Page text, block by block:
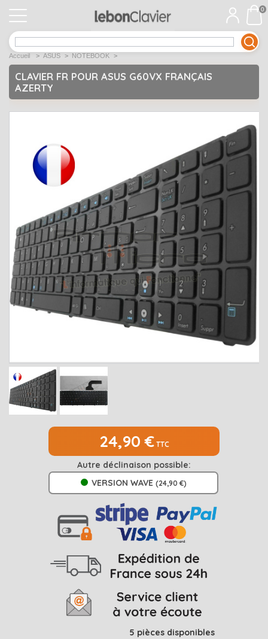
APPLE 1
Open submenu
ACER 12
Open submenu
ASUS
Déstockage Open submenu
EMACHINES 2
Open submenu
Open submenu
17
Open submenu
LENOVO 10
Open submenu
MEDION 2
Open submenu
MSI 1
Open submenu
4
Open submenu
SAMSUNG
SONY
0
Accueil > ASUS > NOTEBOOK >
CLAVIER FR POUR ASUS G60VX FRANÇAIS
AZERTY
24,90 €TTC
Autre déclinaison possible:
VERSION WAVE (24,90 €)
5 pièces disponibles